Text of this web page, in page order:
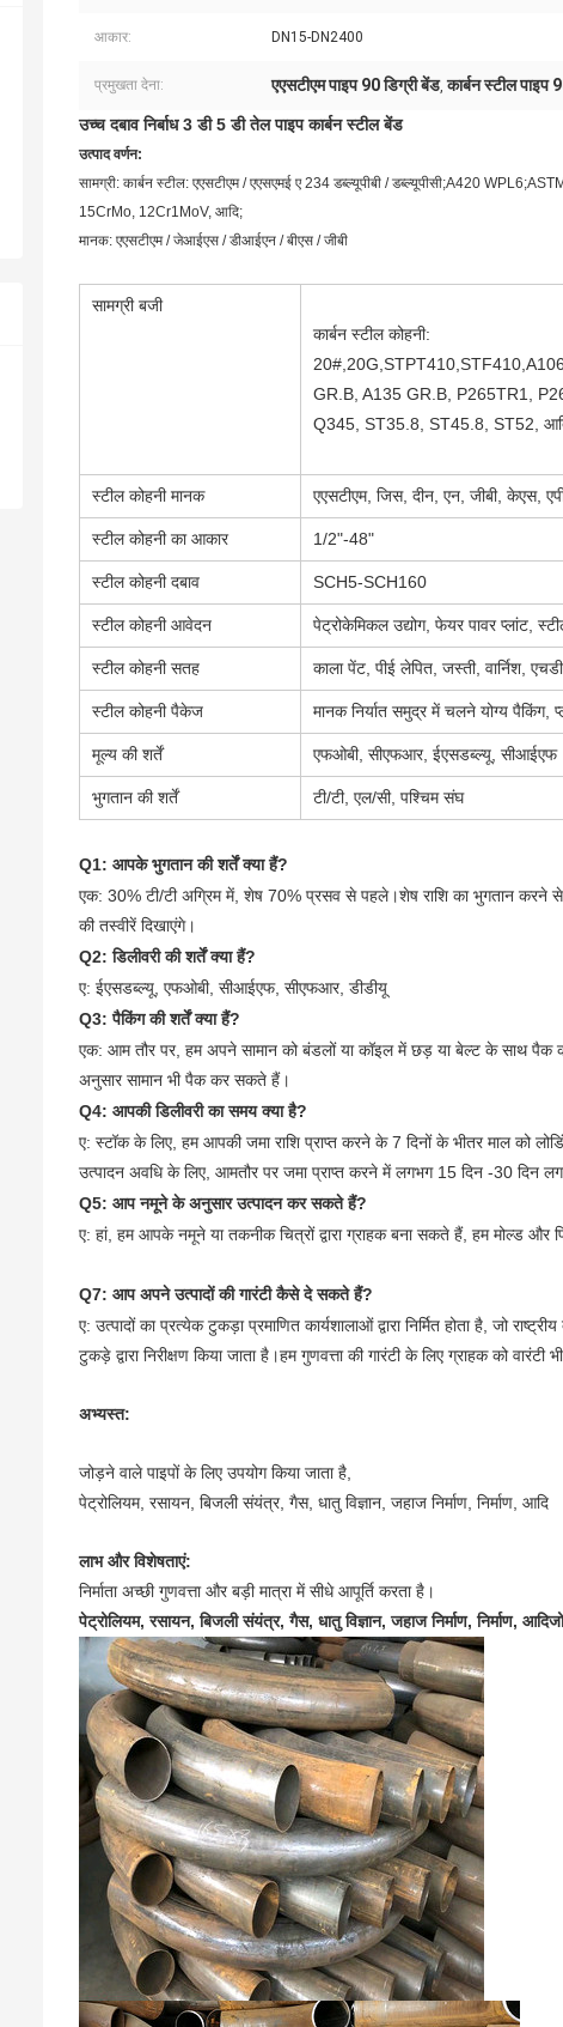
आकार: DN15-DN2400
प्रमुखता देना: एएसटीएम पाइप 90 डिग्री बेंड,कार्बन स्टील पाइप
उच्च दबाव निर्बाध 3 डी 5 डी तेल पाइप कार्बन स्टील बेंड
उत्पाद वर्णन:
सामग्री: कार्बन स्टील: एएसटीएम / एएसएमई ए 234 डब्ल्यूपीबी / डब्ल्यूपीसी;A420
15CrMo, 12Cr1MoV, आदि;
मानक: एएसटीएम / जेआईएस / डीआईएन / बीएस / जीबी
सामग्री बजी
कार्बन स्टील कोहनी:
GR.B, A135 GR.B, P265TR1,
Q345, ST35.8, ST45.8, ST52,
स्टील कोहनी मानक एएसटीएम, जिस, दीन, एन, जीबी,
स्टील कोहनी का आकार 1/2"-48"
स्टील कोहनी दबाव SCH5-SCH160
स्टील कोहनी आवेदन पेट्रोकेमिकल उद्योग, फेयर पावर प्लांट,
स्टील कोहनी सतह काला पेंट, पीई लेपित, जस्ती, वार्निश,
स्टील कोहनी पैकेज मानक निर्यात समुद्र में चलने योग्य
मूल्य की शर्तें एफओबी, सीएफआर, ईएसडब्ल्यू, सीआईएफ
भुगतान की शर्तें टी/टी, एल/सी, पश्चिम संघ
Q1: आपके भुगतान की शर्तें क्या हैं?
एक: 30% टी/टी अग्रिम में, शेष 70% प्रसव से पहले।शेष राशि का भुगतान करने
की तस्वीरें दिखाएंगे।
Q2: डिलीवरी की शर्तें क्या हैं?
ए: ईएसडब्ल्यू, एफओबी, सीआईएफ, सीएफआर, डीडीयू
Q3: पैकिंग की शर्तें क्या हैं?
एक: आम तौर पर, हम अपने सामान को बंडलों या कॉइल में छड़ या बेल्ट के साथ पैक
अनुसार सामान भी पैक कर सकते हैं।
Q4: आपकी डिलीवरी का समय क्या है?
ए: स्टॉक के लिए, हम आपकी जमा राशि प्राप्त करने के 7 दिनों के भीतर माल को
उत्पादन अवधि के लिए, आमतौर पर जमा प्राप्त करने में लगभग 15 दिन -30 दिन
Q5: आप नमूने के अनुसार उत्पादन कर सकते हैं?
ए: हां, हम आपके नमूने या तकनीक चित्रों द्वारा ग्राहक बना सकते हैं, हम मोल्ड और
Q7: आप अपने उत्पादों की गारंटी कैसे दे सकते हैं?
ए: उत्पादों का प्रत्येक टुकड़ा प्रमाणित कार्यशालाओं द्वारा निर्मित होता है, जो
टुकड़े द्वारा निरीक्षण किया जाता है।हम गुणवत्ता की गारंटी के लिए ग्राहक को
अभ्यस्त:
जोड़ने वाले पाइपों के लिए उपयोग किया जाता है,
पेट्रोलियम, रसायन, बिजली संयंत्र, गैस, धातु विज्ञान, जहाज निर्माण, निर्माण, आदि
लाभ और विशेषताएं:
निर्माता अच्छी गुणवत्ता और बड़ी मात्रा में सीधे आपूर्ति करता है।
पेट्रोलियम, रसायन, बिजली संयंत्र, गैस, धातु विज्ञान, जहाज निर्माण, निर्माण, आदि